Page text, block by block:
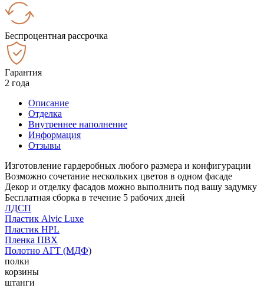
Беспроцентная рассрочка
Гарантия
2 года
Описание
Отделка
Внутреннее наполнение
Информация
Отзывы
Изготовление гардеробных любого размера и конфигурации
Возможно сочетание нескольких цветов в одном фасаде
Декор и отделку фасадов можно выполнить под вашу задумку
Бесплатная сборка в течение 5 рабочих дней
ЛДСП
Пластик Alvic Luxe
Пластик HPL
Пленка ПВХ
Полотно АГТ (МДФ)
полки
корзины
штанги